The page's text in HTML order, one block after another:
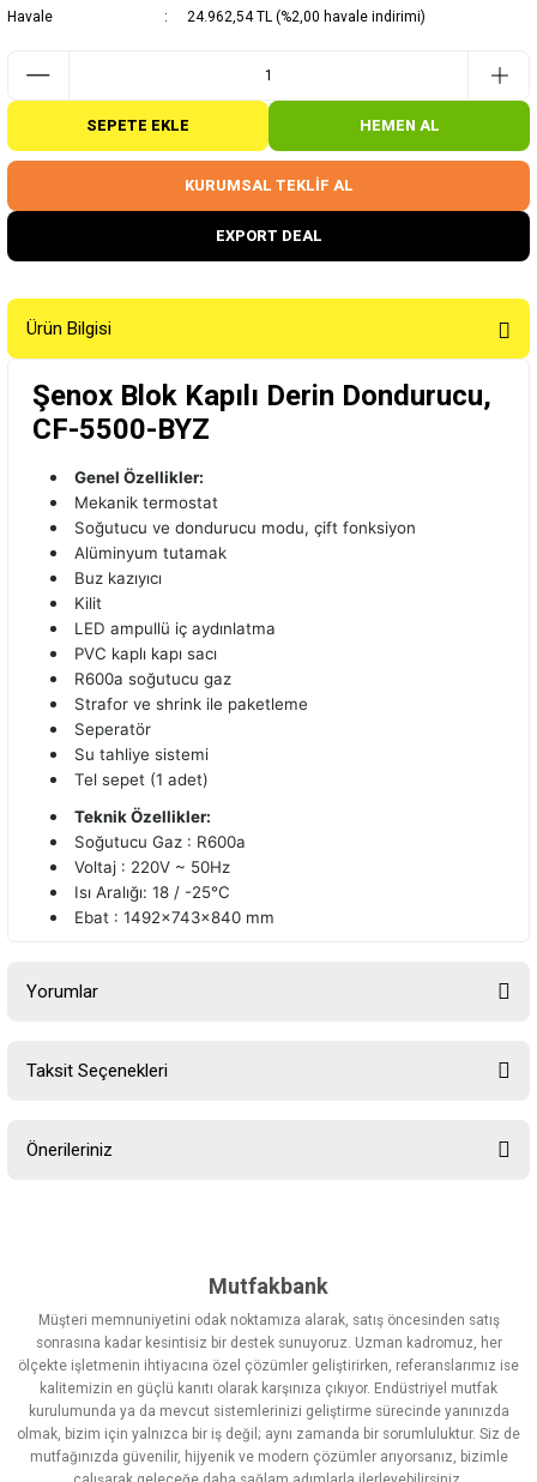
Havale
24.962,54 TL (%2,00 havale indirimi)
SEPETE EKLE HEMEN AL
KURUMSAL TEKLİF AL
EXPORT DEAL
Ürün Bilgisi
Şenox Blok Kapılı Derin Dondurucu,
CF-5500-BYZ
Genel Özellikler:
Mekanik termostat
Soğutucu ve dondurucu modu, çift fonksiyon
Alüminyum tutamak
Buz kazıyıcı
Kilit
LED ampullü iç aydınlatma
PVC kaplı kapı sacı
R600a soğutucu gaz
Strafor ve shrink ile paketleme
Seperatör
Su tahliye sistemi
Tel sepet (1 adet)
Teknik Özellikler:
Soğutucu Gaz : R600a
Voltaj : 220V ~ 50Hz
Isı Aralığı: 18 / -25°C
Ebat : 1492x743x840 mm
Yorumlar
Taksit Seçenekleri
Önerileriniz
Görüş ve önerileriniz için teşekkür ederiz.
Ürün resmi kalitesiz, bozuk veya görüntülenemiyor.
Ürün açıklamasında eksik bilgiler bulunuyor.
Ürün bilgilerinde hatalar bulunuyor.
Ürün fiyatı diğer sitelerden daha pahalı.
Bu ürüne benzer farklı alternatifler olmalı.
Mutfakbank
Müşteri memnuniyetini odak noktamıza alarak, satış öncesinden satış
sonrasına kadar kesintisiz bir destek sunuyoruz. Uzman kadromuz, her
ölçekte işletmenin ihtiyacına özel çözümler geliştirirken, referanslarımız ise
kalitemizin en güçlü kanıtı olarak karşınıza çıkıyor. Endüstriyel mutfak
kurulumunda ya da mevcut sistemlerinizi geliştirme sürecinde yanınızda
olmak, bizim için yalnızca bir iş değil; aynı zamanda bir sorumluluktur. Siz de
mutfağınızda güvenilir, hijyenik ve modern çözümler arıyorsanız, bizimle